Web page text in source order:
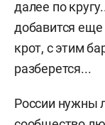
далее по
добавится еще
крот, с этим
разберется...
России нужны